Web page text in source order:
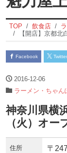
TOP 飲食店
【開店】京都
Facebook Twitter
2016-12-06
ラーメン・ちゃん
神奈川県横
（火）オー
住所 〒